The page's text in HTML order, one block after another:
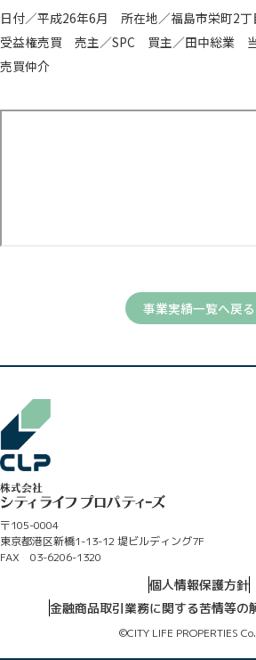
日付／平成26年6月 所在地／福島市栄町2
受益権売買 売主／SPC 買主／田中総業
売買仲介
事業実績一覧へ戻る
〒105-0004
東京都港区新橋1-13-12 堤ビルディング7F
FAX 03-6206-1320
個人情報保護方針
金融商品取引業務に関する苦情等の
©CITY LIFE PROPERTIES